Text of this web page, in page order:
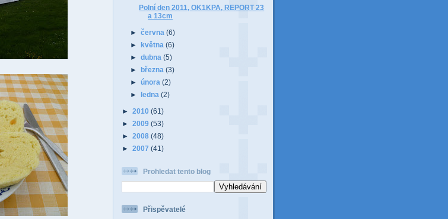
Polní den 2011, OK1KPA, REPORT 23
a 13cm
►června(6)
►
května(6)
►dubna(5)
►
března(3)
►února(2)
► ledna(2)
► 2010 (61)
► 2009 (53)
► 2008 (48)
► 2007 (41)
Prohledat tento blog
Přispěvatelé